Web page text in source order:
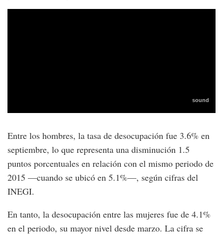
Entre los hombres, la tasa de desocupación fue 3.6% en
septiembre, lo que representa una disminución 1.5
puntos porcentuales en relación con el mismo periodo de
2015 —cuando se ubicó en 5.1%—, según cifras del
INEGI.
En tanto, la desocupación entre las mujeres fue de 4.1%
en el periodo, su mayor nivel desde marzo. La cifra se